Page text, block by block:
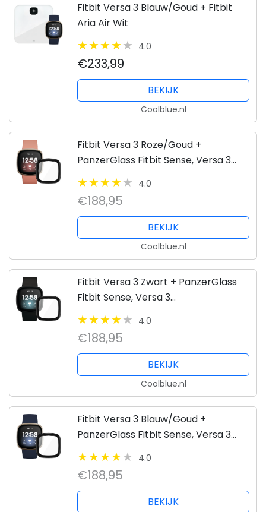
Fitbit Versa 3 Blauw/Goud + Fitbit
Aria Air Wit
4.0
€233,99
BEKIJK
Coolblue.nl
Fitbit Versa 3 Roze/Goud +
PanzerGlass Fitbit Sense, Versa 3
Screenprotector Glas Zwart
4.0
€188,95
BEKIJK
Coolblue.nl
Fitbit Versa 3 Zwart + PanzerGlass
Fitbit Sense, Versa 3
Screenprotector Glas Zwart
4.0
€188,95
BEKIJK
Coolblue.nl
Fitbit Versa 3 Blauw/Goud +
PanzerGlass Fitbit Sense, Versa 3
Screenprotector Glas Zwart
4.0
€188,95
BEKIJK